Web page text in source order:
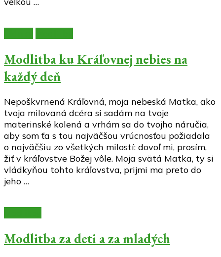
Modlitba ku Kráľovnej nebies na
každý deň
Nepoškvrnená Kráľovná, moja nebeská Matka, ako
tvoja milovaná dcéra si sadám na tvoje
materinské kolená a vrhám sa do tvojho náručia,
aby som ťa s tou najväčšou vrúcnosťou požiadala
o najväčšiu zo všetkých milostí: dovoľ mi, prosím,
žiť v kráľovstve Božej vôle. Moja svätá Matka, ty si
vládkyňou tohto kráľovstva, prijmi ma preto do
jeho …
Modlitba za deti a za mladých